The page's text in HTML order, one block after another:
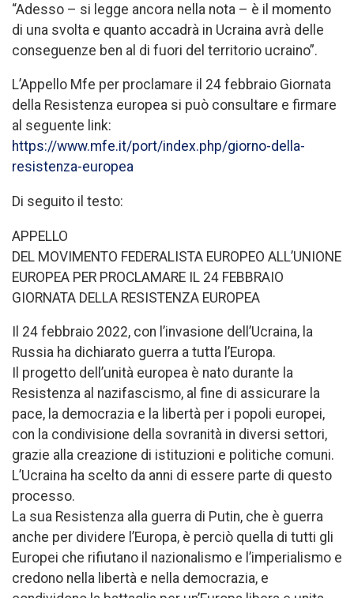
“Adesso – si legge ancora nella nota – è il momento
di una svolta e quanto accadrà in Ucraina avrà delle
conseguenze ben al di fuori del territorio ucraino”.
L’Appello Mfe per proclamare il 24 febbraio Giornata
della Resistenza europea si può consultare e firmare
al seguente link:
https://www.mfe.it/port/index.php/giorno-della-
resistenza-europea
Di seguito il testo:
APPELLO
DEL MOVIMENTO FEDERALISTA EUROPEO ALL’UNIONE
EUROPEA PER PROCLAMARE IL 24 FEBBRAIO
GIORNATA DELLA RESISTENZA EUROPEA
Il 24 febbraio 2022, con l’invasione dell’Ucraina, la
Russia ha dichiarato guerra a tutta l’Europa.
Il progetto dell’unità europea è nato durante la
Resistenza al nazifascismo, al fine di assicurare la
pace, la democrazia e la libertà per i popoli europei,
con la condivisione della sovranità in diversi settori,
grazie alla creazione di istituzioni e politiche comuni.
L’Ucraina ha scelto da anni di essere parte di questo
processo.
La sua Resistenza alla guerra di Putin, che è guerra
anche per dividere l’Europa, è perciò quella di tutti gli
Europei che rifiutano il nazionalismo e l’imperialismo e
credono nella libertà e nella democrazia, e